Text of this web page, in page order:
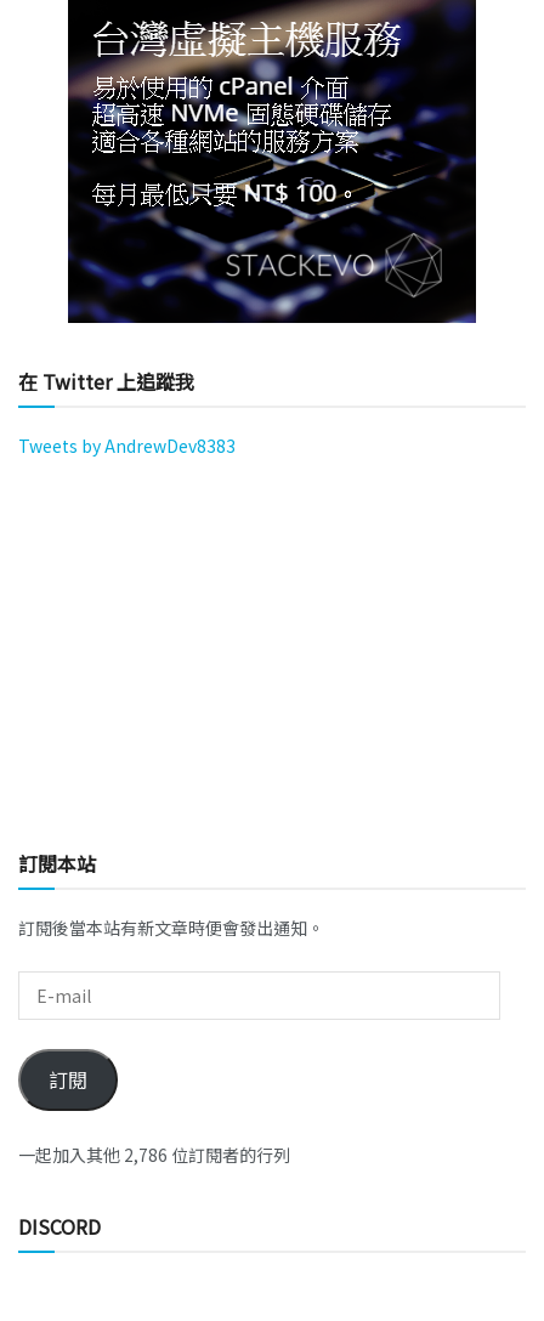
在 Twitter 上追蹤我
Tweets by AndrewDev8383
訂閱本站
訂閱後當本站有新文章時便會發出通知。
訂閱
一起加入其他 2,786 位訂閱者的行列
DISCORD